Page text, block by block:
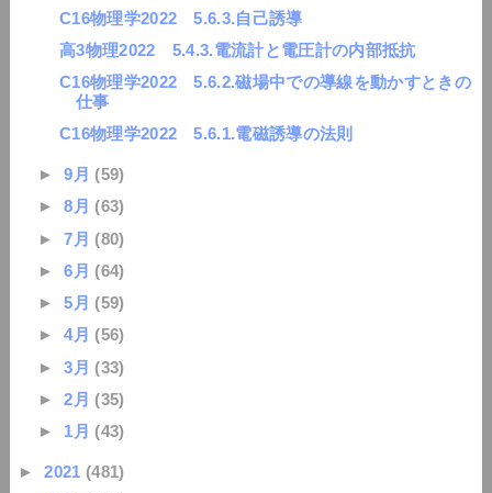
C16物理学2022 5.6.3.自己誘導
高3物理2022 5.4.3.電流計と電圧計の内部抵抗
C16物理学2022 5.6.2.磁場中での導線を動かすときの
仕事
C16物理学2022 5.6.1.電磁誘導の法則
►9月 (59)
►8月 (63)
►7月 (80)
►6月 (64)
►5月 (59)
►4月 (56)
►3月 (33)
►2月 (35)
► 1月 (43)
►2021 (481)